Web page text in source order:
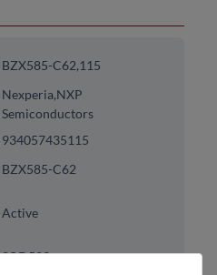
BZX585-C62,115
Nexperia,NXP
Semiconductors
934057435115
BZX585-C62
Active
SOD523